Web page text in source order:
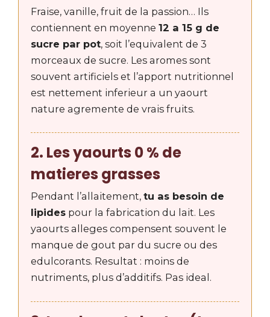
Fraise, vanille, fruit de la passion… Ils
contiennent en moyenne 12 a 15 g de
sucre par pot, soit l’equivalent de 3
morceaux de sucre. Les aromes sont
souvent artificiels et l’apport nutritionnel
est nettement inferieur a un yaourt
nature agremente de vrais fruits.
2. Les yaourts 0 % de
matieres grasses
Pendant l’allaitement, tu as besoin de
lipides pour la fabrication du lait. Les
yaourts alleges compensent souvent le
manque de gout par du sucre ou des
edulcorants. Resultat : moins de
nutriments, plus d’additifs. Pas ideal.